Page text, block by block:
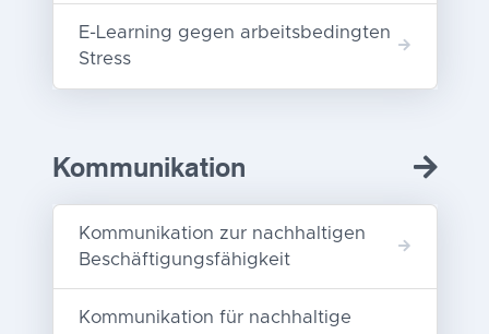
E-Learning gegen arbeitsbedingten
Stress
Kommunikation
Kommunikation zur nachhaltigen
Beschäftigungsfähigkeit
Kommunikation für nachhaltige